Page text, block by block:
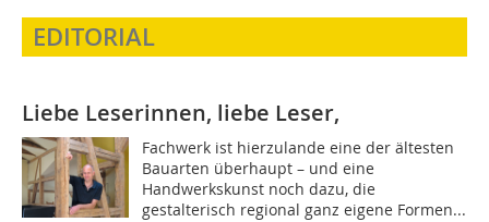
EDITORIAL
Liebe Leserinnen, liebe Leser,
Fachwerk ist hierzulande eine der ältesten
Bauarten überhaupt – und eine
Handwerkskunst noch dazu, die
gestalterisch regional ganz eigene Formen...